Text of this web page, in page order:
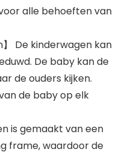
alle behoeften van
】 De kinderwagen kan
De baby kan de
de ouders kijken.
de baby op elk
is gemaakt van een
frame, waardoor de